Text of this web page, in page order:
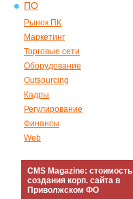
ПО
Рынок ПК
Маркетинг
Торговые сети
Оборудование
Outsourcing
Кадры
Регулирование
Финансы
Web
CMS Magazine: стоимость
создания корп. сайта в
Приволжском ФО